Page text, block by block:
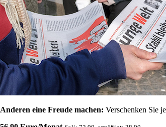
Anderen eine Freude machen: Verschenken Sie